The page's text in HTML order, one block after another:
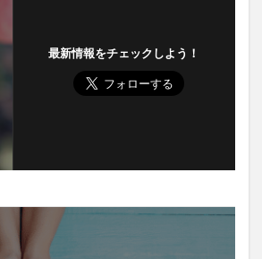
最新情報をチェックしよう！